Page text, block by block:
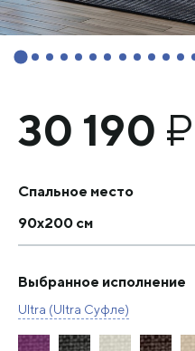
30 190 ₽
Спальное место
90х200 см
Выбранное исполнение
Ultra (Ultra Суфле)